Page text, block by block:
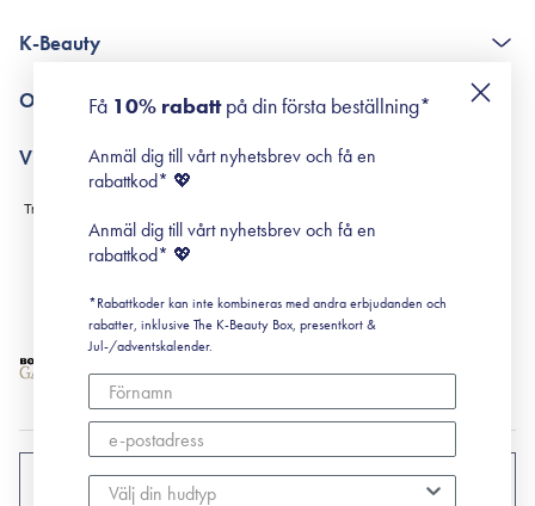
Poängshop - frågor och svar
K-Beauty
Retinol för nybörjare
Om Surisuri
Black Friday
Villkor
Leverans & Retur
Köpvillkor
Prenumerationsvillkor
Cookiepolicy
SVERIGE
Få 10% rabattpå din första beställning*
Anmäl dig till vårt nyhetsbrev och få en
rabattkod* 💖
Anmäl dig till vårt nyhetsbrev och få en
rabattkod* 💖
*Rabattkoder kan inte kombineras med andra erbjudanden och
rabatter, inklusive The K-Beauty Box, presentkort &
Jul-/adventskalender.